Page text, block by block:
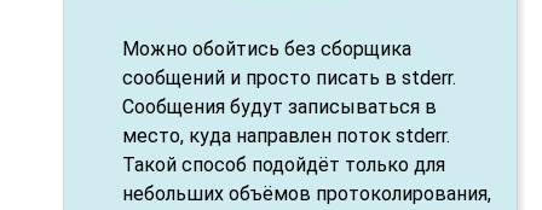
Можно обойтись без сборщика
сообщений и просто писать в stderr.
Сообщения будут записываться в
место, куда направлен поток stderr.
Такой способ подойдёт только для
небольших объёмов протоколирования,